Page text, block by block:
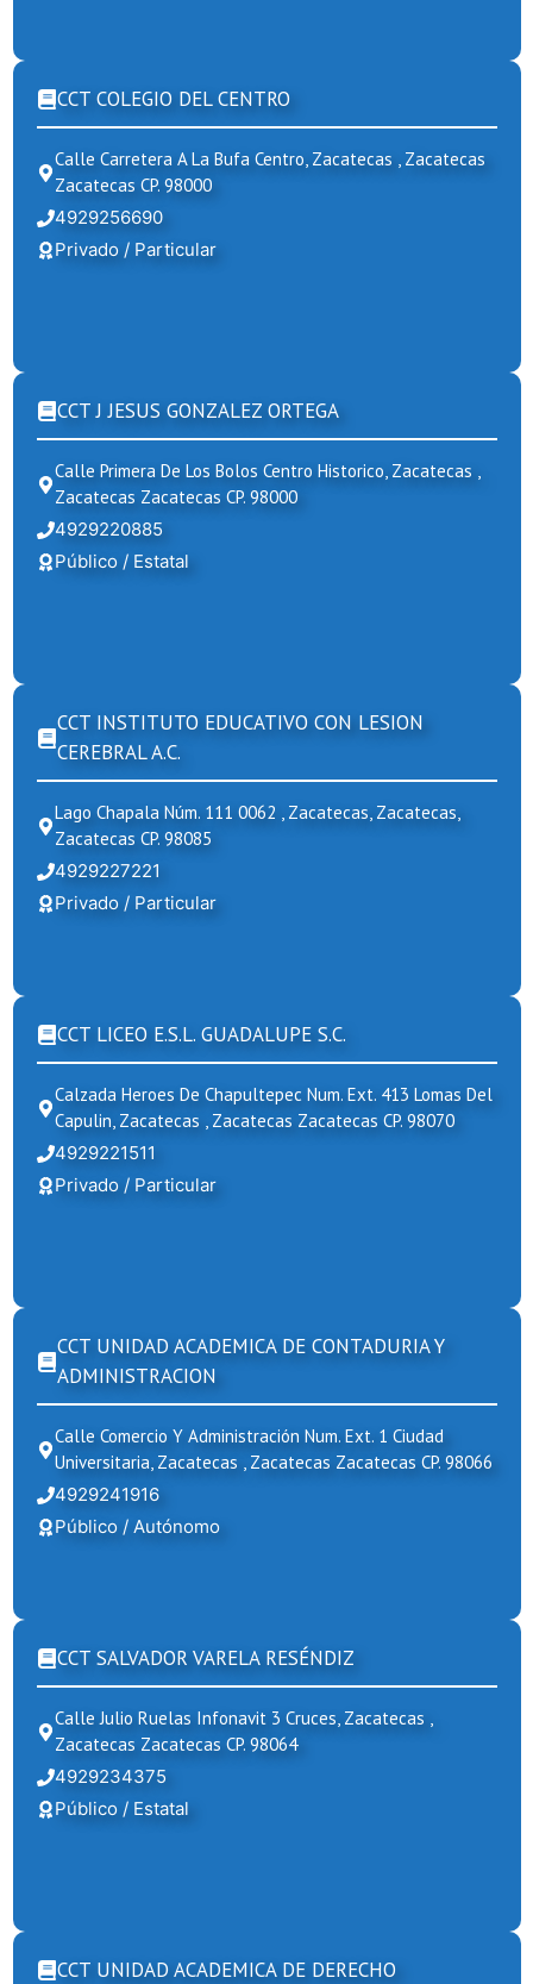
CCT COLEGIO DEL CENTRO
Calle Carretera A La Bufa Centro, Zacatecas , Zacatecas
Zacatecas CP. 98000
4929256690
Privado / Particular
CCT J JESUS GONZALEZ ORTEGA
Calle Primera De Los Bolos Centro Historico, Zacatecas ,
Zacatecas Zacatecas CP. 98000
4929220885
Público / Estatal
CCT INSTITUTO EDUCATIVO CON LESION
CEREBRAL A.C.
Lago Chapala Núm. 111 0062 , Zacatecas, Zacatecas,
Zacatecas CP. 98085
4929227221
Privado / Particular
CCT LICEO E.S.L. GUADALUPE S.C.
Calzada Heroes De Chapultepec Num. Ext. 413 Lomas Del
Capulin, Zacatecas , Zacatecas Zacatecas CP. 98070
4929221511
Privado / Particular
CCT UNIDAD ACADEMICA DE CONTADURIA Y
ADMINISTRACION
Calle Comercio Y Administración Num. Ext. 1 Ciudad
Universitaria, Zacatecas , Zacatecas Zacatecas CP. 98066
4929241916
Público / Autónomo
CCT SALVADOR VARELA RESÉNDIZ
Calle Julio Ruelas Infonavit 3 Cruces, Zacatecas ,
Zacatecas Zacatecas CP. 98064
4929234375
Público / Estatal
CCT UNIDAD ACADEMICA DE DERECHO